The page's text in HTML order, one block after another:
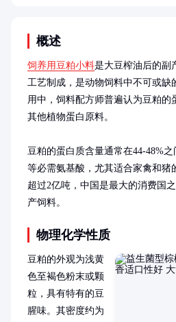
概述
饲养用豆粕小料是大豆榨油后的副
工艺制成，是动物饲料中不可或缺
用中，饲料配方师普遍认为豆粕的
其他植物蛋白原料。
豆粕的蛋白质含量通常在44-48%
等必需氨基酸，尤其适合家禽和猪
超过2亿吨，中国是最大的消费国
产饲料。
物理化学性质
豆粕的外观为浅黄
色至褐色粉末或颗
粒，具有特有的豆
腥味。其密度约为